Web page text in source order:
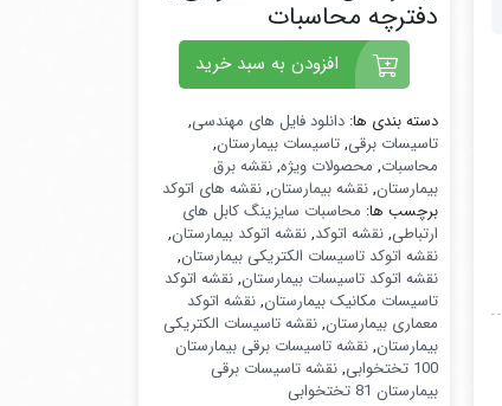
دفترچه محاسبات
افزودن به سبد خرید
دسته بندی ها:دانلود فایل های مهندسی,
تاسیسات برقی,تاسیسات بیمارستان,
محاسبات, محصولات ویژه,نقشه برق
بیمارستان,نقشه بیمارستان,نقشه های اتوکد
برچسب ها: محاسبات سایزینگ کابل های
ارتباطی,نقشه اتوکد,نقشه اتوکد بیمارستان,
نقشه اتوکد تاسیسات الکتریکی بیمارستان,
نقشه اتوکد تاسیسات بیمارستان,نقشه اتوکد
تاسیسات مکانیک بیمارستان,نقشه اتوکد
معماری بیمارستان,نقشه تاسیسات الکتریکی
بیمارستان,نقشه تاسیسات برقی بیمارستان
100 تختخوابی
,نقشه تاسیسات برقی
بیمارستان 81 تختخوابی